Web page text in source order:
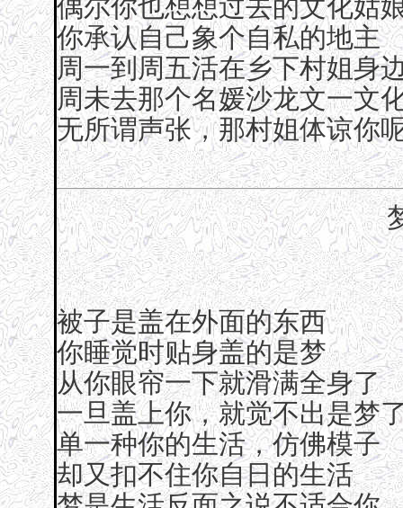
偶尔你也想想过去的文化姑
你承认自己象个自私的地主
周一到周五活在乡下村姐身
周未去那个名媛沙龙文一文
无所谓声张，那村姐体谅你
被子是盖在外面的东西
你睡觉时贴身盖的是梦
从你眼帘一下就滑满全身了
一旦盖上你，就觉不出是梦
单一种你的生活，仿佛模子
却又扣不住你自日的生活